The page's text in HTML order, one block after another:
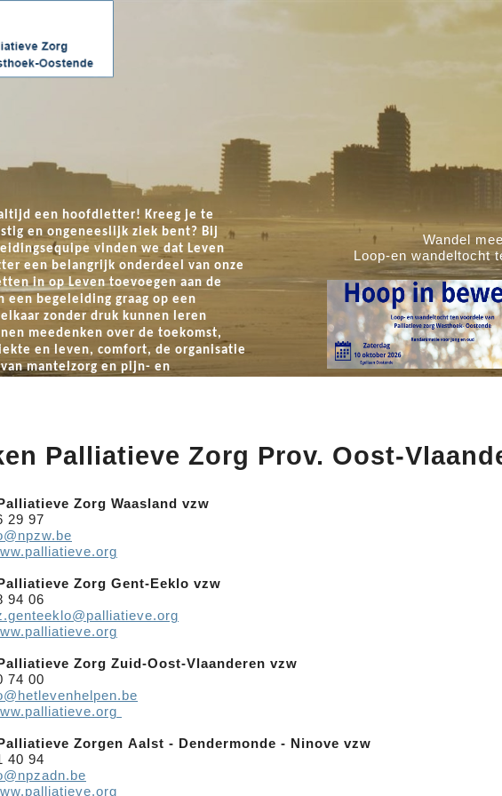
een hoofdletter! Kreeg je te
en ongeneeslijk ziek bent? Bij
vinden we dat Leven
een belangrijk onderdeel van onze
in op Leven toevoegen aan de
een begeleiding graag op een
zonder druk kunnen leren
meedenken over de toekomst,
en leven, comfort, de organisatie
mantelzorg en pijn- en
Hoop in beweging - 10/10/2026
Wandel mee, loop mee, herinner mee.
Loop-en wandeltocht ten voordele van Palliatieve
Zorg Westhoek-Oostende
Wandel
Loop-en wandeltocht
Palliatieve Zorg Prov. Oost-
Zorg Waasland vzw
29 97
Zorg Gent-Eeklo vzw
94 06
Zorg Zuid-Oost-Vlaanderen vzw
74 00
Zorgen Aalst - Dendermonde - Ninove vzw
40 94